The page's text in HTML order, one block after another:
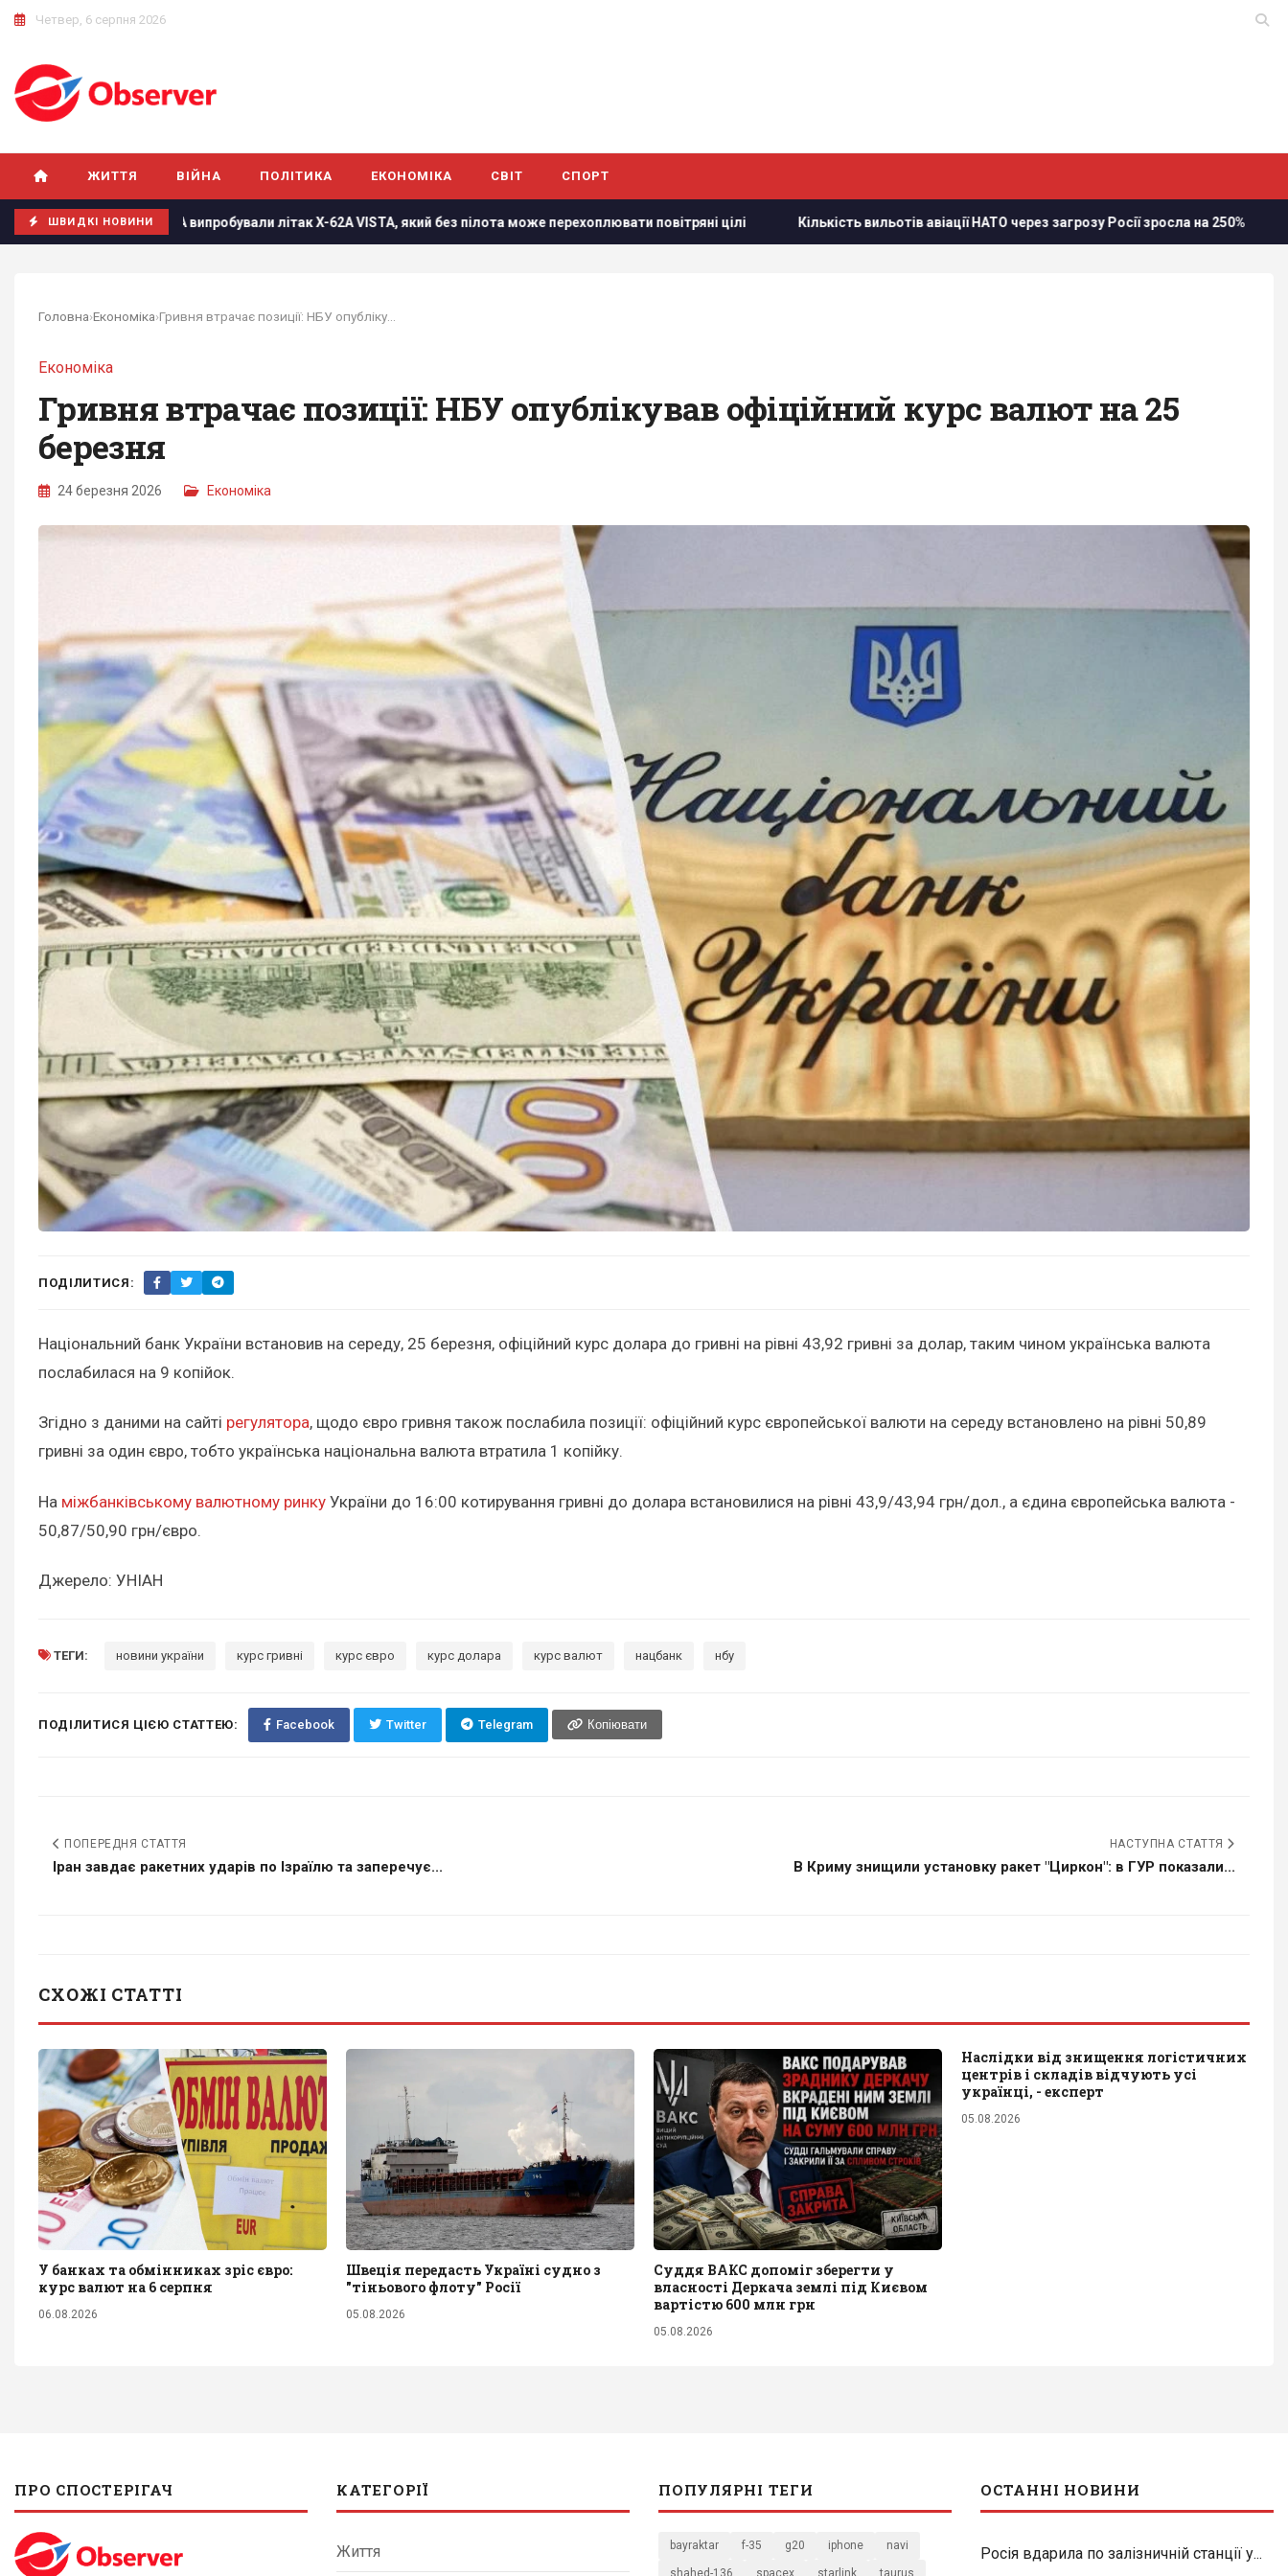
Четвер, 6 серпня 2026
ЖИТТЯ ВІЙНА ПОЛІТИКА ЕКОНОМІКА СВІТ СПОРТ
ШВИДКІ НОВИНИ
У США випробували літак X-62A VISTA, який без пілота може перехоплювати повітряні цілі Кількість вильотів авіації НАТО через загрозу Росії зросла на 250% Стефанішиній
Головна›Економіка›
Економіка
Гривня втрачає позиції: НБУ опублікував офіційний курс валют на 25
березня
24 березня 2026 Економіка
ПОДІЛИТИСЯ:
Національний банк України встановив на середу, 25 березня, офіційний курс долара до гривні на рівні 43,92 гривні за долар, таким чином українська валюта
послабилася на 9 копійок.
Згідно з даними на сайті регулятора, щодо євро гривня також послабила позиції: офіційний курс європейської валюти на середу встановлено на рівні 50,89
гривні за один євро, тобто українська національна валюта втратила 1 копійку.
На міжбанківському валютному ринку України до 16:00 котирування гривні до долара встановилися на рівні 43,9/43,94 грн/дол., а єдина європейська валюта -
50,87/50,90 грн/євро.
Джерело: УНІАН
ТЕГИ: новини україни курс гривні курс євро курс долара курс валют нацбанк нбу
ПОДІЛИТИСЯ ЦІЄЮ СТАТТЕЮ: Facebook Twitter Telegram Копіювати
ПОПЕРЕДНЯ СТАТТЯ
Іран завдає ракетних ударів по Ізраїлю та заперечує...
НАСТУПНА СТАТТЯ
В Криму знищили установку ракет "Циркон": в ГУР показали...
СХОЖІ СТАТТІ
У банках та обмінниках зріс євро:
курс валют на 6 серпня
06.08.2026
Швеція передасть Україні судно з
"тіньового флоту" Росії
05.08.2026
Суддя ВАКС допоміг зберегти у
власності Деркача землі під Києвом
вартістю 600 млн грн
05.08.2026
Наслідки від знищення логістичних
центрів і складів відчують усі
українці, - експерт
05.08.2026
ПРО СПОСТЕРІГАЧ КАТЕГОРІЇ
Життя
ПОПУЛЯРНІ ТЕГИ
bayraktar f-35 g20 iphone navi
ОСТАННІ НОВИНИ
Росія вдарила по залізничній станції у...